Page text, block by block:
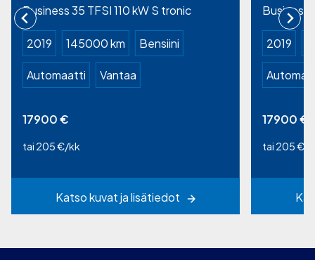
Business 35 TFSI 110 kW S tronic
2019 145000 km Bensiini
Automaatti Vantaa
17900€
tai 205 €/kk
Katso kuvat ja lisätiedot
Business
2019
17900€
tai 205 €/